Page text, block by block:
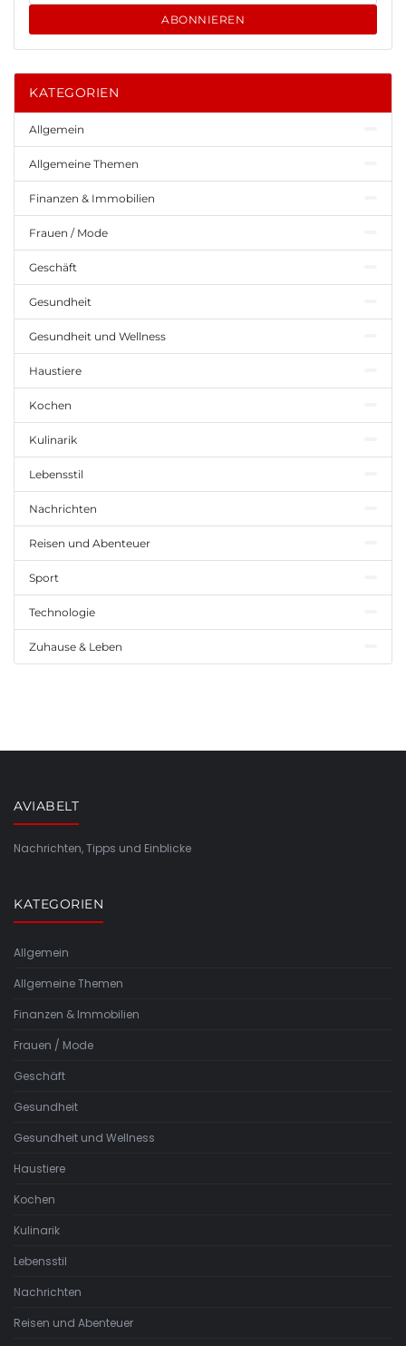
ABONNIEREN
KATEGORIEN
Allgemein
Allgemeine Themen
Finanzen & Immobilien
Frauen / Mode
Geschäft
Gesundheit
Gesundheit und Wellness
Haustiere
Kochen
Kulinarik
Lebensstil
Nachrichten
Reisen und Abenteuer
Sport
Technologie
Zuhause & Leben
AVIABELT
Nachrichten, Tipps und Einblicke
KATEGORIEN
Allgemein
Allgemeine Themen
Finanzen & Immobilien
Frauen / Mode
Geschäft
Gesundheit
Gesundheit und Wellness
Haustiere
Kochen
Kulinarik
Lebensstil
Nachrichten
Reisen und Abenteuer